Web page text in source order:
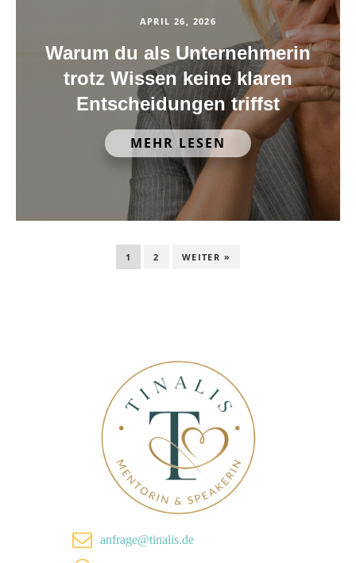
APRIL 26, 2026
Warum du als Unternehmerin
trotz Wissen keine klaren
Entscheidungen triffst
MEHR LESEN
1 2 WEITER »
anfrage@tinalis.de